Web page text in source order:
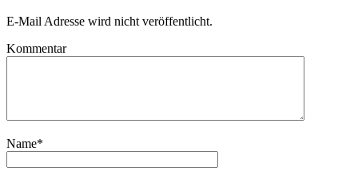
E-Mail Adresse wird nicht veröffentlicht.
Kommentar
Name*